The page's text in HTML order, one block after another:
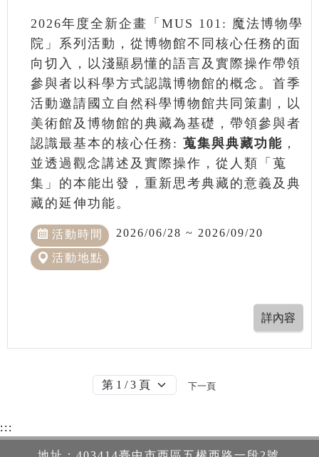
2026年度全新企畫「MUS 101: 魔法博物學
院」系列活動，從博物館不同核心任務的面
向切入，以淺顯易懂的語言及實際操作帶領
參與者以科學方式認識博物館的概念。首季
活動邀請國立自然科學博物館共同策劃，以
美術館及博物館的典藏為基礎，帶領參與者
認識最基本的核心任務: 蒐集與典藏功能 ，
並透過觀念講述及實際操作，從人類「蒐
集」的本能出發，重新思考典藏的意義及典
藏的延伸功能。
活動時間 2026/06/28 ~ 2026/09/20
活動地點
下一頁
:::